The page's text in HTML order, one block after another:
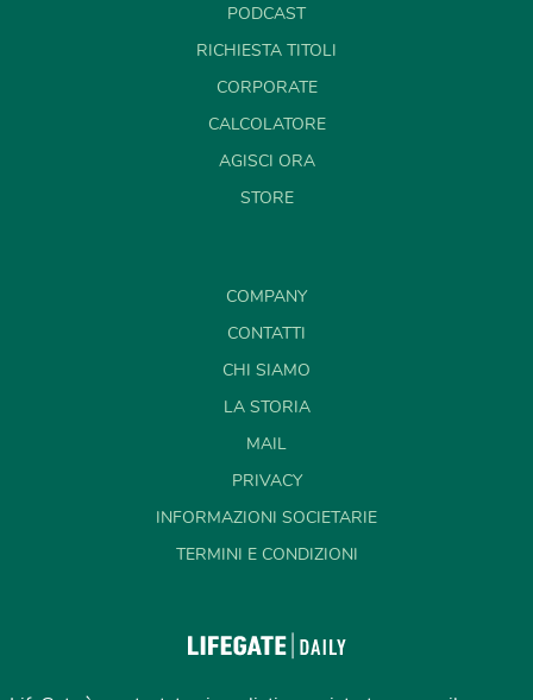
PODCAST
RICHIESTA TITOLI
CORPORATE
CALCOLATORE
AGISCI ORA
STORE
COMPANY
CONTATTI
CHI SIAMO
LA STORIA
MAIL
PRIVACY
INFORMAZIONI SOCIETARIE
TERMINI E CONDIZIONI